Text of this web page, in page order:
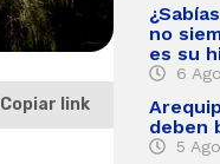
Copiar link
no
es su
6
deben
5